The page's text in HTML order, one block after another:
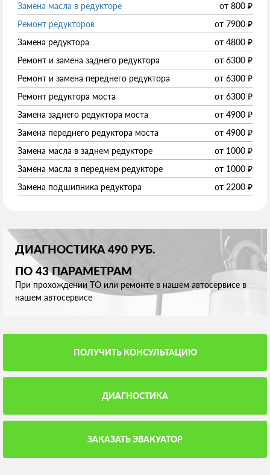
Замена масла в редукторе от 800 ₽
Ремонт редукторов
от 7900 ₽
Замена редуктора
от 4800 ₽
Ремонт и замена заднего редуктора
от 6300 ₽
Ремонт и замена переднего редуктора
от 6300 ₽
Ремонт редуктора моста
от 6300 ₽
Замена заднего редуктора моста
от 4900 ₽
Замена переднего редуктора моста
от 4900 ₽
Замена масла в заднем редукторе
от 1000 ₽
Замена масла в переднем редукторе
от 1000 ₽
Замена подшипника редуктора
от 2200 ₽
ДИАГНОСТИКА 490 РУБ.
ПО 43 ПАРАМЕТРАМ
При прохождении ТО или ремонте в нашем автосервисе в
нашем автосервисе
ПОЛУЧИТЬ КОНСУЛЬТАЦИЮ
ДИАГНОСТИКА
ЗАКАЗАТЬ ЭВАКУАТОР